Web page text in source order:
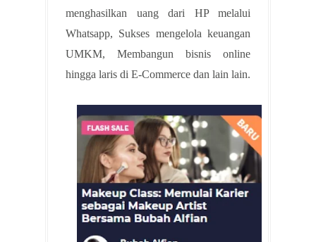
menghasilkan uang dari HP melalui
Whatsapp, Sukses mengelola keuangan
UMKM, Membangun bisnis online
hingga laris di E-Commerce dan lain lain.